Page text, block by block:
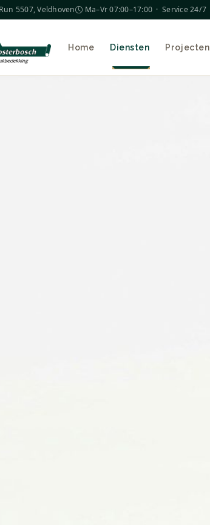
5507, Veldhoven Ma–Vr 07:00–17:00 · Service 24/7
Home Diensten Projecten